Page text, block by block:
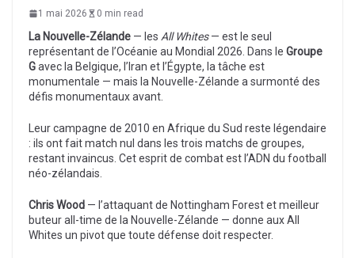
1 mai 2026 0 min read
La Nouvelle-Zélande — les All Whites— est le seul
représentant de l’Océanie au Mondial 2026. Dans le Groupe
Gavec la Belgique, l’Iran et l’Égypte, la tâche est
monumentale — mais la Nouvelle-Zélande a surmonté des
défis monumentaux avant.
Leur campagne de 2010 en Afrique du Sud reste légendaire
: ils ont fait match nul dans les trois matchs de groupes,
restant invaincus. Cet esprit de combat est l’ADN du football
néo-zélandais.
Chris Wood — l’attaquant de Nottingham Forest et meilleur
buteur all-time de la Nouvelle-Zélande — donne aux All
Whites un pivot que toute défense doit respecter.